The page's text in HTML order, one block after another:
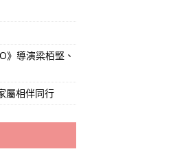
》導演梁栢堅、
屬相伴同行